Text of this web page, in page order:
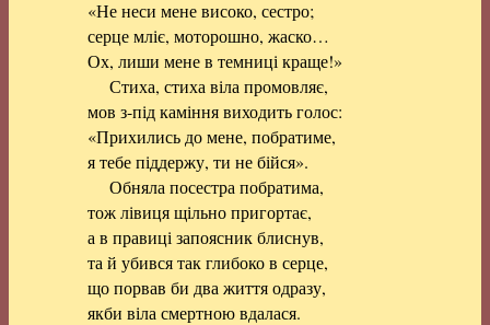
«Не неси мене високо, сестро;
серце мліє, моторошно, жаско…
Ох, лиши мене в темниці краще!»
Стиха, стиха віла промовляє,
мов з-під каміння виходить голос:
«Прихились до мене, побратиме,
я тебе піддержу, ти не бійся».
Обняла посестра побратима,
тож лівиця щільно пригортає,
а в правиці запоясник блиснув,
та й убився так глибоко в серце,
що порвав би два життя одразу,
якби віла смертною вдалася.